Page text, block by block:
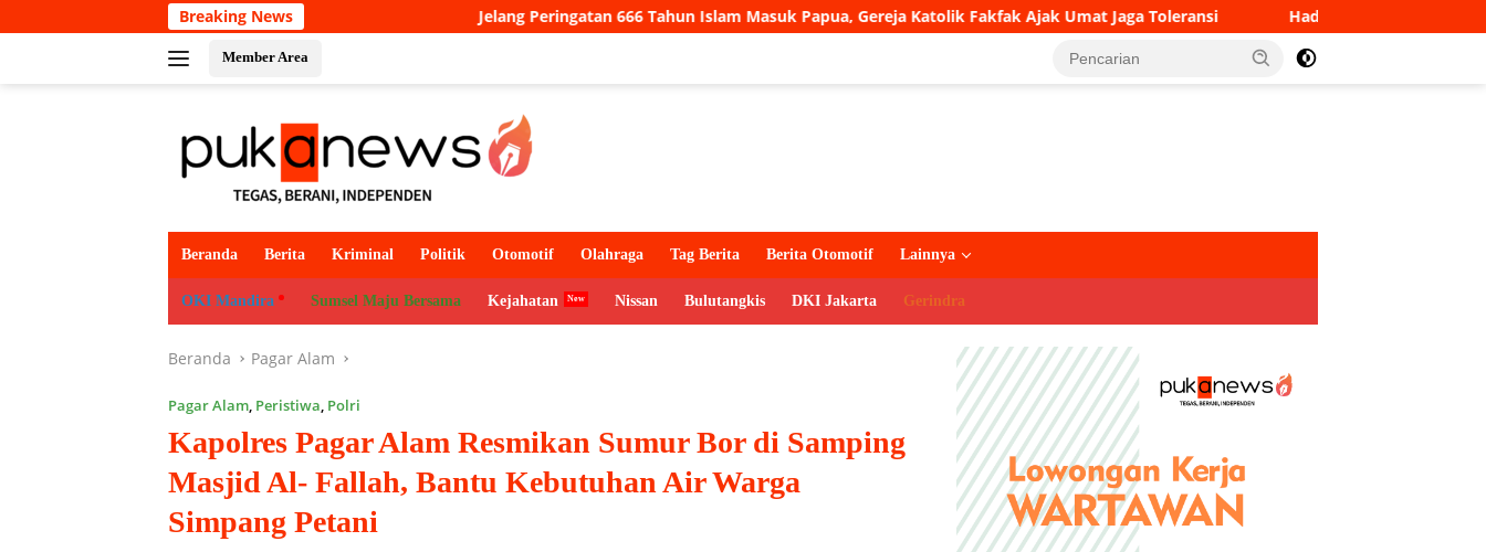
ke
Breaking NewsJelang Peringatan 666 Tahun Islam Masuk Papua, Gereja Katolik Fakfak Ajak Umat Jaga Toleransi Hadiri Peresmian Persemaian Sriwijaya
Member Area
Beranda Berita Kriminal Politik Otomotif Olahraga Tag Berita Berita Otomotif Lainnya
OKI Mandira Sumsel Maju Bersama Kejahatan Nissan Bulutangkis DKI Jakarta Gerindra
Beranda Pagar Alam
Pagar Alam, Peristiwa, Polri
Kapolres Pagar Alam Resmikan Sumur Bor di Samping
Masjid Al- Fallah, Bantu Kebutuhan Air Warga
Simpang Petani